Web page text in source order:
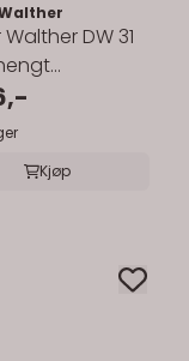
DW 31
- 3.5 liter
Kjøp